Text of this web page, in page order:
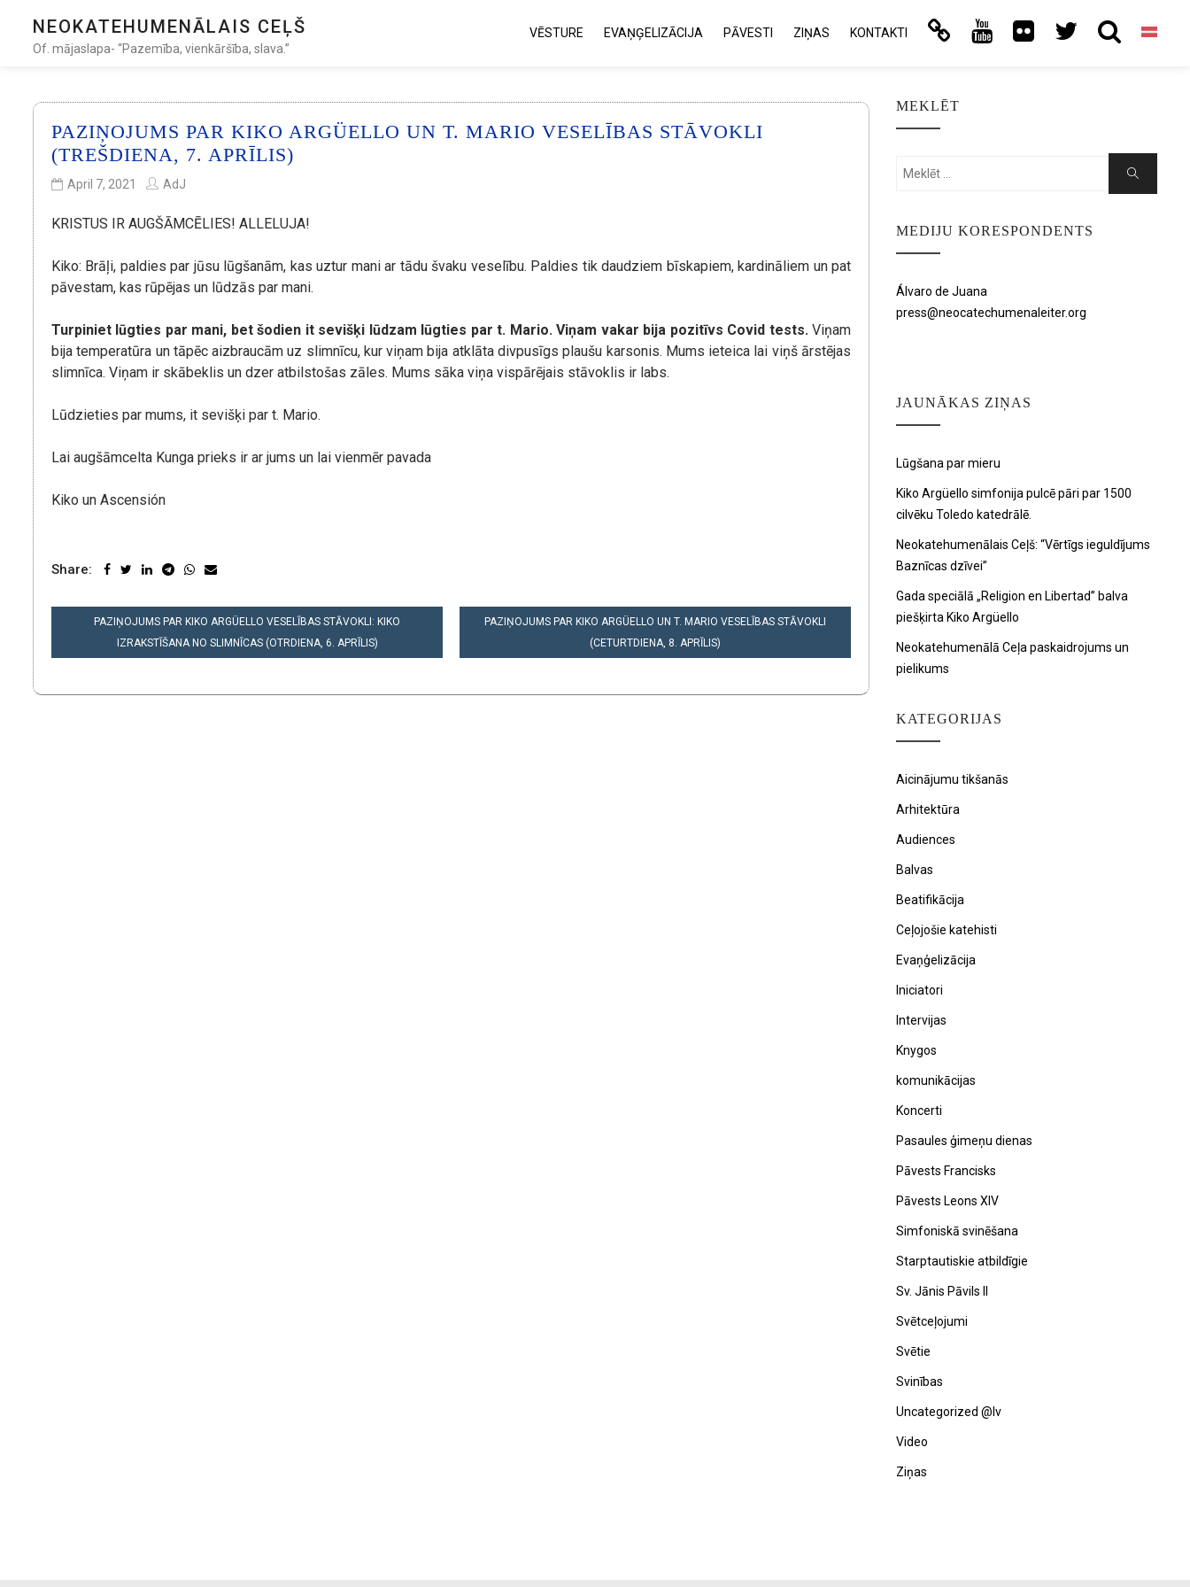
NEOKATEHUMENĀLAIS CEĻŠ
Of. mājaslapa- “Pazemība, vienkāršība, slava.”
VĒSTURE EVAŅĢELIZĀCIJA PĀVESTI ZIŅAS KONTAKTI
PAZIŅOJUMS PAR KIKO ARGÜELLO UN T. MARIO VESELĪBAS STĀVOKLI
(TREŠDIENA, 7. APRĪLIS)
April 7, 2021 AdJ
KRISTUS IR AUGŠĀMCĒLIES! ALLELUJA!
Kiko: Brāļi, paldies par jūsu lūgšanām, kas uztur mani ar tādu švaku veselību. Paldies tik daudziem bīskapiem, kardināliem un pat
pāvestam, kas rūpējas un lūdzās par mani.
Turpiniet lūgties par mani, bet šodien it sevišķi lūdzam lūgties par t. Mario. Viņam vakar bija pozitīvs Covid tests.Viņam
bija temperatūra un tāpēc aizbraucām uz slimnīcu, kur viņam bija atklāta divpusīgs plaušu karsonis. Mums ieteica lai viņš ārstējas
slimnīca. Viņam ir skābeklis un dzer atbilstošas zāles. Mums sāka viņa vispārējais stāvoklis ir labs.
Lūdzieties par mums, it sevišķi par t. Mario.
Lai augšāmcelta Kunga prieks ir ar jums un lai vienmēr pavada
Kiko un Ascensión
Share:
POST
NAVIGATION
PAZIŅOJUMS PAR KIKO ARGÜELLO VESELĪBAS STĀVOKLI: KIKO
IZRAKSTĪŠANA NO SLIMNĪCAS (OTRDIENA, 6. APRĪLIS)
PAZIŅOJUMS PAR KIKO ARGÜELLO UN T. MARIO VESELĪBAS STĀVOKLI
(CETURTDIENA, 8. APRĪLIS)
MEKLĒT
Search
Search
MEDIJU KORESPONDENTS
Álvaro de Juana
press@neocatechumenaleiter.org
JAUNĀKAS ZIŅAS
Lūgšana par mieru
Kiko Argüello simfonija pulcē pāri par 1500
cilvēku Toledo katedrālē.
Neokatehumenālais Ceļš: “Vērtīgs ieguldījums
Baznīcas dzīvei”
Gada speciālā „Religion en Libertad” balva
piešķirta Kiko Argüello
Neokatehumenālā Ceļa paskaidrojums un
pielikums
KATEGORIJAS
Aicinājumu tikšanās
Arhitektūra
Audiences
Balvas
Beatifikācija
Ceļojošie katehisti
Evaņģelizācija
Iniciatori
Intervijas
Knygos
komunikācijas
Koncerti
Pasaules ģimeņu dienas
Pāvests Francisks
Pāvests Leons XIV
Simfoniskā svinēšana
Starptautiskie atbildīgie
Sv. Jānis Pāvils II
Svētceļojumi
Svētie
Svinības
Uncategorized @lv
Video
Ziņas